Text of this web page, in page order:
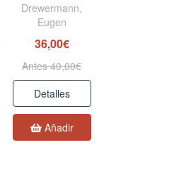
Drewermann,
Eugen
36,00€
Antes 40,00€
Detalles
Añadir